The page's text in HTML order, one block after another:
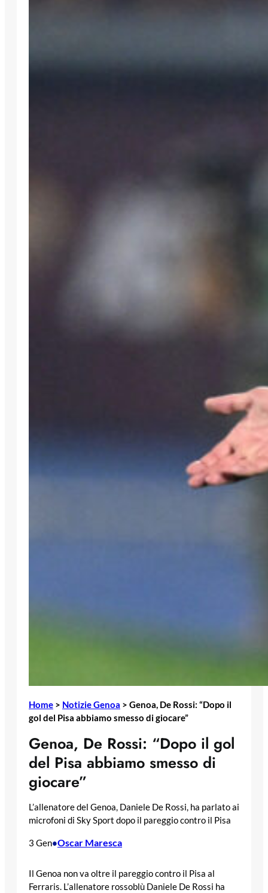
Home > Notizie Genoa > Genoa, De Rossi: “Dopo il
gol del Pisa abbiamo smesso di giocare”
Genoa, De Rossi: “Dopo il gol
del Pisa abbiamo smesso di
giocare”
L’allenatore del Genoa, Daniele De Rossi, ha parlato ai
microfoni di Sky Sport dopo il pareggio contro il Pisa
3 Gen•Oscar Maresca
Il Genoa non va oltre il pareggio contro il Pisa al
Ferraris. L’allenatore rossoblù Daniele De Rossi ha